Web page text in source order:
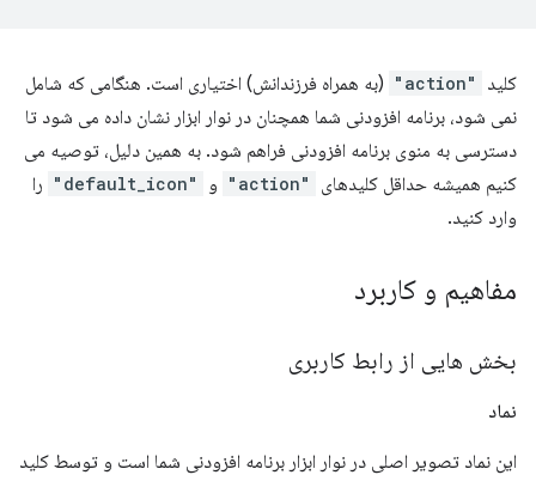
کلید "action"
(به همراه فرزندانش) اختیاری است. هنگامی که شامل
نمی شود، برنامه افزودنی شما همچنان در نوار ابزار نشان داده می شود تا
دسترسی به منوی برنامه افزودنی فراهم شود. به همین دلیل، توصیه می
کنیم همیشه حداقل کلیدهای
"action" و "default_icon"
را
وارد کنید.
مفاهیم و کاربرد
بخش هایی از رابط کاربری
نماد
این نماد تصویر اصلی در نوار ابزار برنامه افزودنی شما است و توسط کلید